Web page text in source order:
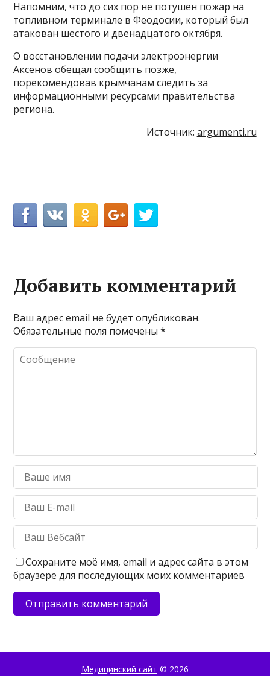
Напомним, что до сих пор не потушен пожар на
топливном терминале в Феодосии, который был
атакован шестого и двенадцатого октября.
О восстановлении подачи электроэнергии
Аксенов обещал сообщить позже,
порекомендовав крымчанам следить за
информационными ресурсами правительства
региона.
Источник: argumenti.ru
Добавить комментарий
Ваш адрес email не будет опубликован.
Обязательные поля помечены*
Сохраните моё имя, email и адрес сайта в этом
браузере для последующих моих комментариев
Медицинский сайт © 2026